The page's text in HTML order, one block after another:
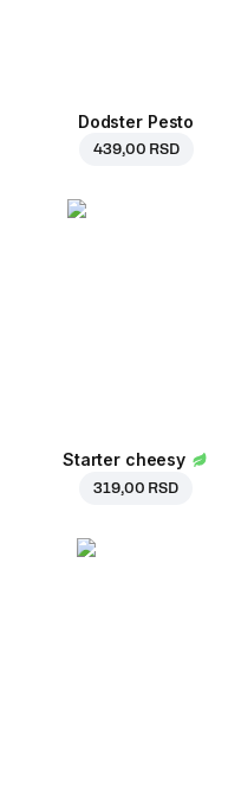
Dodster Pesto
439,00 RSD
Starter cheesy
319,00 RSD